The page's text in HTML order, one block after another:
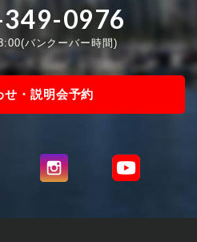
0976
バンクーバー時間)
せ・説明会予約